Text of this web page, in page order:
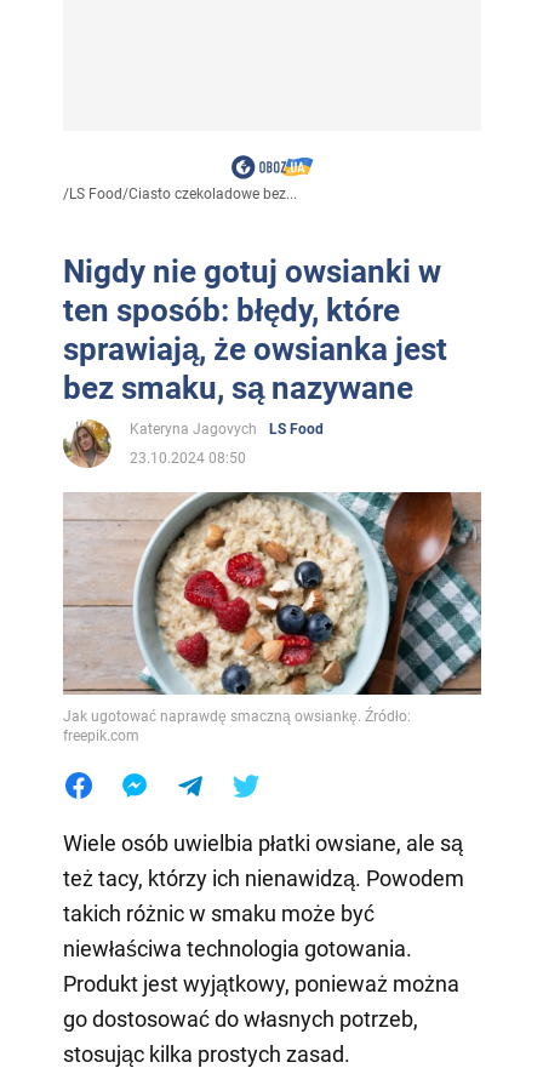
/LS Food/Ciasto czekoladowe bez...
Nigdy nie gotuj owsianki w
ten sposób: błędy, które
sprawiają, że owsianka jest
bez smaku, są nazywane
Kateryna Jagovych
LS Food
23.10.2024 08:50
Jak ugotować naprawdę smaczną owsiankę. Źródło:
freepik.com
Wiele osób uwielbia płatki owsiane, ale są
też tacy, którzy ich nienawidzą. Powodem
takich różnic w smaku może być
niewłaściwa technologia gotowania.
Produkt jest wyjątkowy, ponieważ można
go dostosować do własnych potrzeb,
stosując kilka prostych zasad.